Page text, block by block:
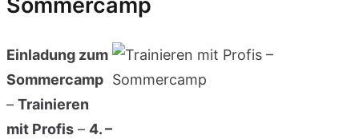
Sommercamp
Einladung zum
Sommercamp
– Trainieren
mit Profis – 4. –